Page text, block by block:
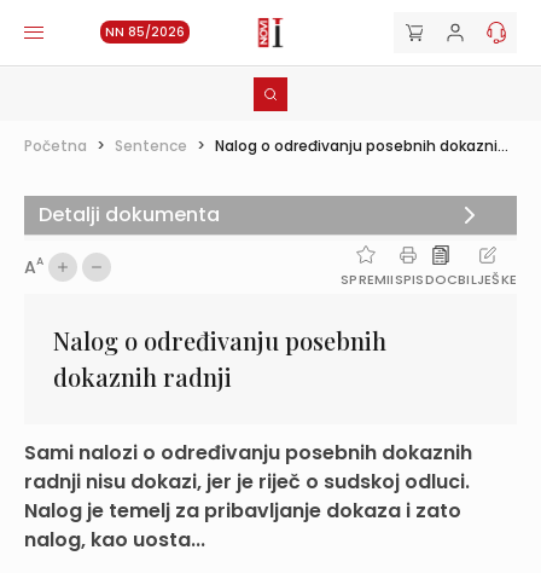
NN 85/2026
Početna > Sentence > Nalog o određivanju posebnih dokazni...
AA
SPREMIISPISDOCBILJEŠKE
Nalog o određivanju posebnih
dokaznih radnji
Sami nalozi o određivanju posebnih dokaznih
radnji nisu dokazi, jer je riječ o sudskoj odluci.
Nalog je temelj za pribavljanje dokaza i zato
nalog, kao uosta...
Detalji dokumenta